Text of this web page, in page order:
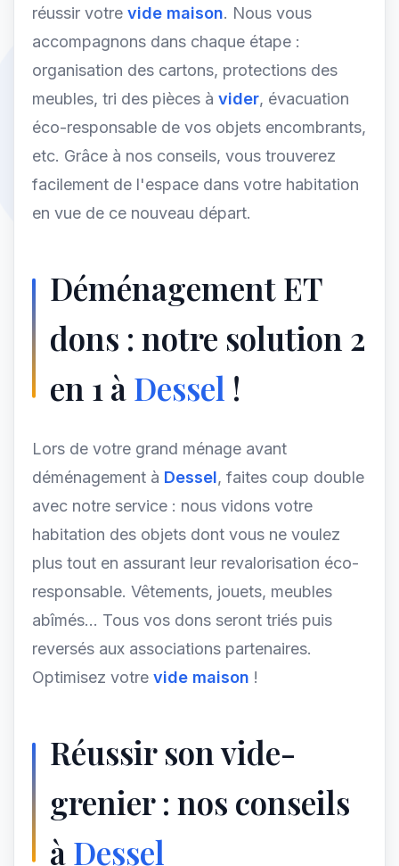
réussir votre vide maison. Nous vous
accompagnons dans chaque étape :
organisation des cartons, protections des
meubles, tri des pièces à vider, évacuation
éco-responsable de vos objets encombrants,
etc. Grâce à nos conseils, vous trouverez
facilement de l'espace dans votre habitation
en vue de ce nouveau départ.
Déménagement ET
dons : notre solution 2
en 1 àDessel !
Lors de votre grand ménage avant
déménagement à Dessel, faites coup double
avec notre service : nous vidons votre
habitation des objets dont vous ne voulez
plus tout en assurant leur revalorisation éco-
responsable. Vêtements, jouets, meubles
abîmés... Tous vos dons seront triés puis
reversés aux associations partenaires.
Optimisez votre vide maison !
Réussir son vide-
grenier : nos conseils
àDessel